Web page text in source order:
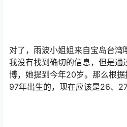
对了，雨波小姐姐来自宝岛台湾
我没有找到确切的信息，但是通
博，她提到今年20岁。那么根
97年出生的，现在应该是26、27